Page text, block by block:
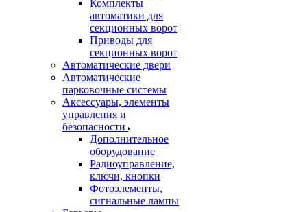
Комплекты
автоматики для
секционных ворот
Приводы для
секционных ворот
Автоматические двери
Автоматические
парковочные системы
Аксессуары, элементы
управления и
безопасности
Дополнительное
оборудование
Радиоуправление,
ключи, кнопки
Фотоэлементы,
сигнальные лампы